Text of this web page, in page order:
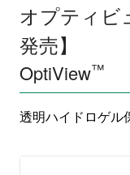
オプティビ
発売】
OptiView™
透明ハイドロゲル